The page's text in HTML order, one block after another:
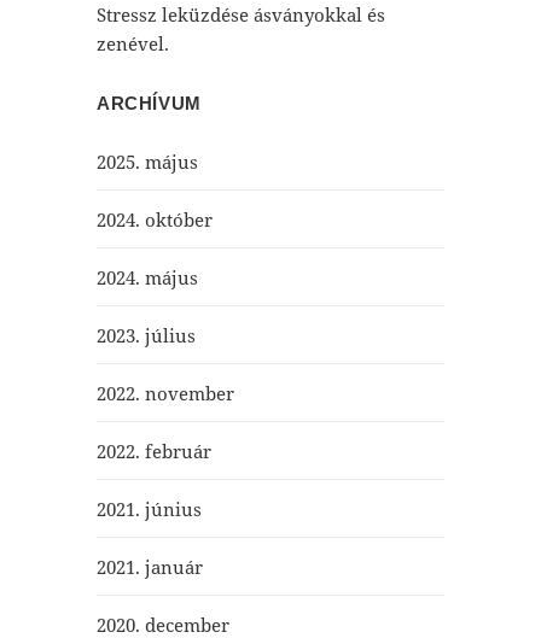
Stressz leküzdése ásványokkal és
zenével.
ARCHÍVUM
2025. május
2024. október
2024. május
2023. július
2022. november
2022. február
2021. június
2021. január
2020. december